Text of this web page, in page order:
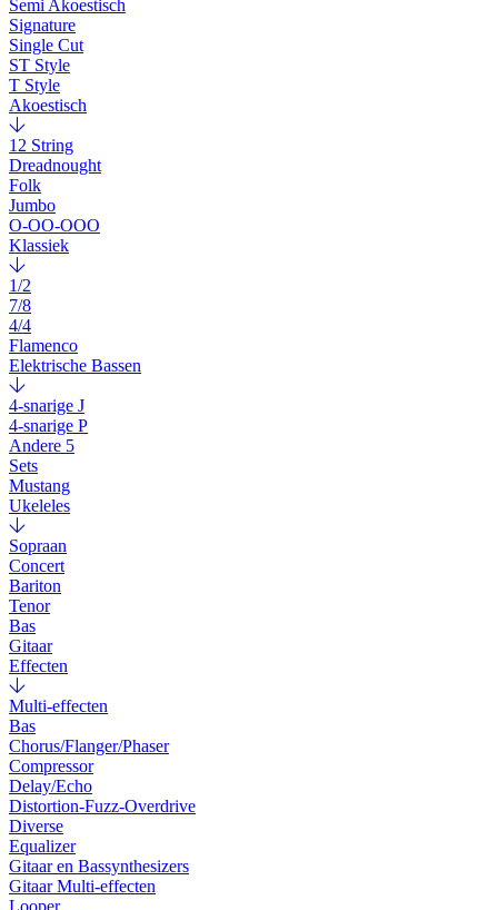
Semi Akoestisch
Signature
Single Cut
ST Style
T Style
Akoestisch
12 String
Dreadnought
Folk
Jumbo
O-OO-OOO
Klassiek
1/2
7/8
4/4
Flamenco
Elektrische Bassen
4-snarige J
4-snarige P
Andere 5
Sets
Mustang
Ukeleles
Sopraan
Concert
Bariton
Tenor
Bas
Gitaar
Effecten
Multi-effecten
Bas
Chorus/Flanger/Phaser
Compressor
Delay/Echo
Distortion-Fuzz-Overdrive
Diverse
Equalizer
Gitaar en Bassynthesizers
Gitaar Multi-effecten
Looper